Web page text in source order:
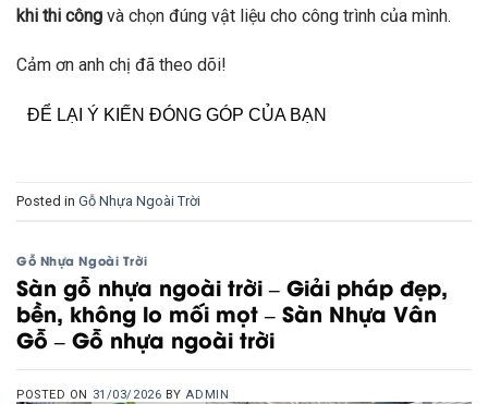
khi thi công và chọn đúng vật liệu cho công trình của mình.
Cảm ơn anh chị đã theo dõi!
ĐỂ LẠI Ý KIẾN ĐÓNG GÓP CỦA BẠN
Posted in Gỗ Nhựa Ngoài Trời
Gỗ Nhựa Ngoài Trời
Sàn gỗ nhựa ngoài trời – Giải pháp đẹp,
bền, không lo mối mọt – Sàn Nhựa Vân
Gỗ – Gỗ nhựa ngoài trời
POSTED ON 31/03/2026 BYADMIN